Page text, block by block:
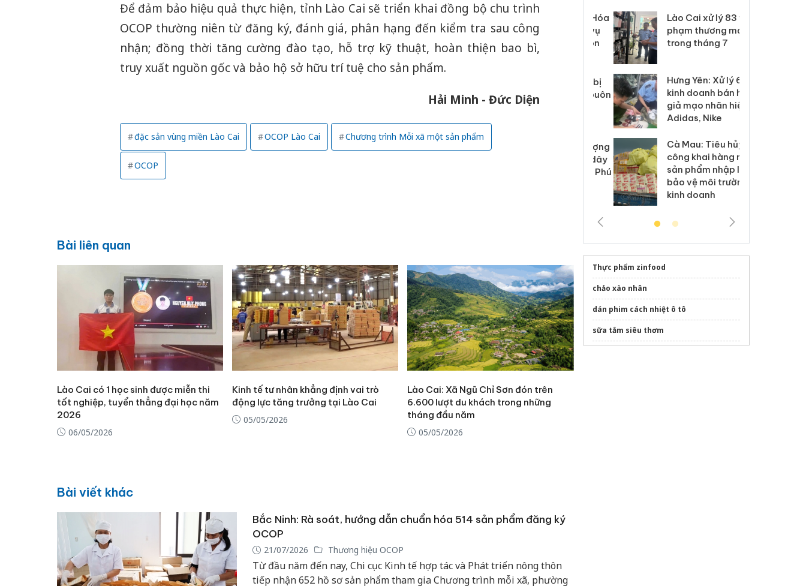
Để đảm bảo hiệu quả thực hiện, tỉnh Lào Cai sẽ triển khai đồng bộ chu trình
OCOP thường niên từ đăng ký, đánh giá, phân hạng đến kiểm tra sau công
nhận; đồng thời tăng cường đào tạo, hỗ trợ kỹ thuật, hoàn thiện bao bì,
truy xuất nguồn gốc và bảo hộ sở hữu trí tuệ cho sản phẩm.
Hải Minh - Đức Diện
đặc sản vùng miền Lào Cai OCOP Lào Cai Chương trình Mỗi xã một sản phẩm
OCOP
Bài liên quan
Lào Cai có 1 học sinh được miễn thi
tốt nghiệp, tuyển thẳng đại học năm
2026
06/05/2026
Kinh tế tư nhân khẳng định vai trò
động lực tăng trưởng tại Lào Cai
05/05/2026
Lào Cai: Xã Ngũ Chỉ Sơn đón trên
6.600 lượt du khách trong những
tháng đầu năm
05/05/2026
Bài viết khác
Bắc Ninh: Rà soát, hướng dẫn chuẩn hóa 514 sản phẩm đăng ký
OCOP
21/07/2026 Thương hiệu OCOP
Từ đầu năm đến nay, Chi cục Kinh tế hợp tác và Phát triển nông thôn
tiếp nhận 652 hồ sơ sản phẩm tham gia Chương trình mỗi xã, phường
tìm bị hại trong vụ
án sản xuất, buôn
bán yến sào giả
hại trong vụ án buôn
bán bình sữa
Lào Cai xử lý 83 vụ vi
phạm thương mại
trong tháng 7
Hưng Yên: Xử lý 6 hộ
kinh doanh bán hàng
giả mạo nhãn hiệu
Adidas, Nike
Cà Mau: Tiêu hủy
công khai hàng ngàn
sản phẩm nhập lậu,
bảo vệ môi trường
kinh doanh
Thực phẩm zinfood
chảo xào nhân
dán phim cách nhiệt ô tô
sữa tắm siêu thơm